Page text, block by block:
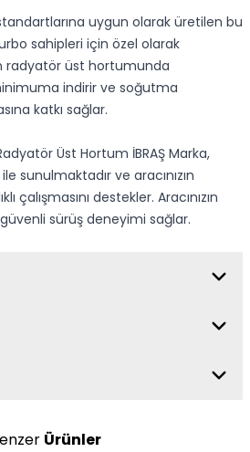
standartlarına uygun olarak üretilen bu
sahipleri için özel olarak
radyatör üst hortumunda
indirir ve soğutma
katkı sağlar.
Üst Hortum İBRAŞ Marka,
sunulmaktadır ve aracınızın
çalışmasını destekler. Aracınızın
sürüş deneyimi sağlar.
Ürünler